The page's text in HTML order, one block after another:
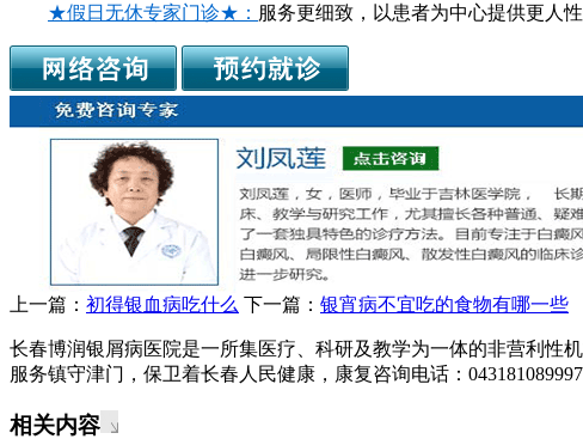
★假日无休专家门诊★： 服务更细致，以患者为中心提供更人性
上一篇： 初得银血病吃什么 下一篇： 银宵病不宜吃的食物有哪一些
长春博润银屑病医院是一所集医疗、科研及教学为一体的非营利性
服务镇守津门，保卫着长春人民健康，康复咨询电话：043181089997
相关内容